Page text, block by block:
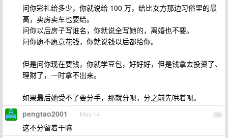
问你彩礼给多少，你就说给 100 万，给比女方那边习俗里的最
高，卖房卖车也要给。
问你以后房子写谁名，你就说全写她的，离婚也不要。
问你愿不愿意花钱，你就说钱以后都给你。
但是问你现在要钱，你就学豆包，好好好，但是钱拿去投资了、
理财了，一时拿不出来。
如果最后她受不了要分手，那就分呗，分之前先哄着呗。
54
pengtao2001 May 14
这不分留着干嘛